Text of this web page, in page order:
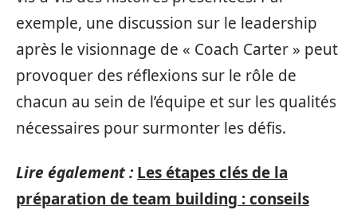
exemple, une discussion sur le leadership
après le visionnage de « Coach Carter » peut
provoquer des réflexions sur le rôle de
chacun au sein de l’équipe et sur les qualités
nécessaires pour surmonter les défis.
Lire également : Les étapes clés de la
préparation de team building : conseils